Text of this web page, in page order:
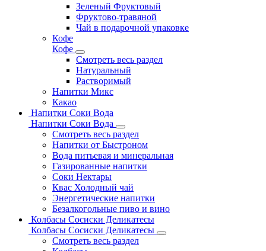
Зеленый Фруктовый
Фруктово-травяной
Чай в подарочной упаковке
Кофе
Кофе
Смотреть весь раздел
Натуральный
Растворимый
Напитки Микс
Какао
Напитки Соки Вода
Напитки Соки Вода
Смотреть весь раздел
Напитки от Быстроном
Вода питьевая и минеральная
Газированные напитки
Соки Нектары
Квас Холодный чай
Энергетические напитки
Безалкогольные пиво и вино
Колбасы Сосиски Деликатесы
Колбасы Сосиски Деликатесы
Смотреть весь раздел